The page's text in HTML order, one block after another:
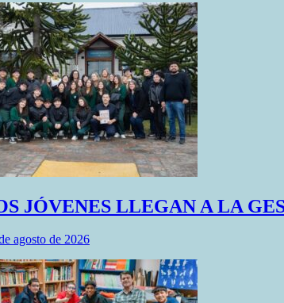
JÓVENES LLEGAN A LA
agosto de 2026